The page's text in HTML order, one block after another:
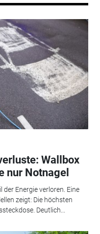
Wallbox
nur Notnagel
der Energie verloren. Eine
zeigt: Die höchsten
Deutlich...